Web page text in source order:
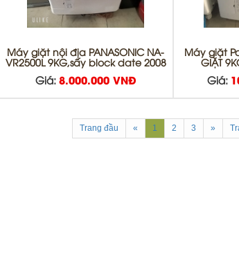
Máy giặt nội địa PANASONIC NA-
VR2500L 9KG,sấy block date 2008
Giá: 8.000.000 VNĐ
Máy giặt
GIẶT
Giá:
Trang đầu « 1 2 3 »